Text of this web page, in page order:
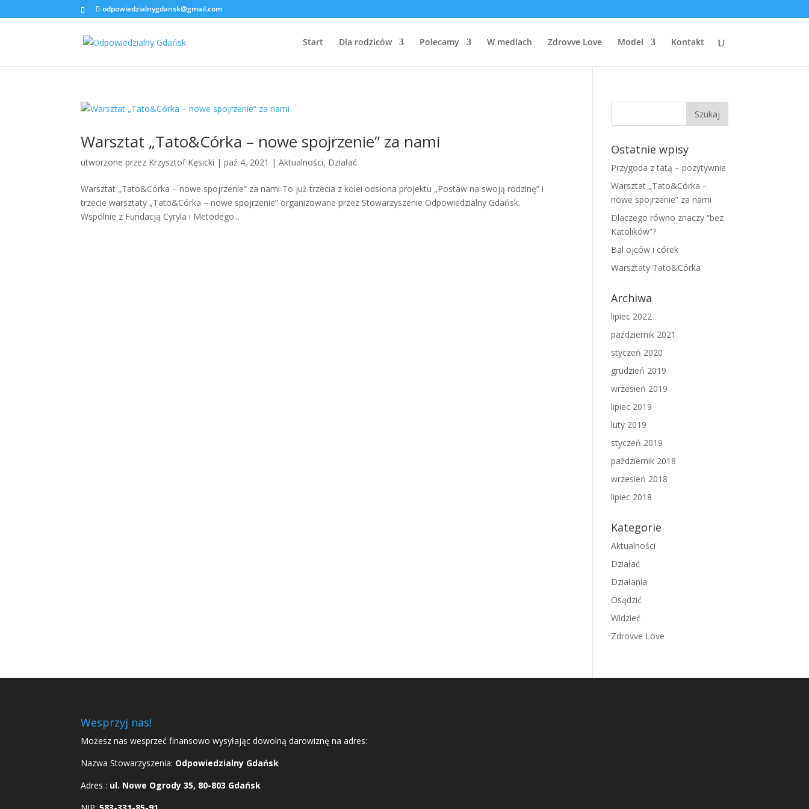
odpowiedzialnygdansk@gmail.com
Start Dla rodziców Polecamy W mediach Zdrovve Love Model Kontakt
Warsztat „Tato&Córka – nowe spojrzenie” za nami
utworzone przez Krzysztof Kęsicki |paź 4, 2021 |Aktualności, Działać
Warsztat „Tato&Córka – nowe spojrzenie” za nami To już trzecia z kolei odsłona projektu „Postaw na swoją rodzinę” i
trzecie warsztaty „Tato&Córka – nowe spojrzenie” organizowane przez Stowarzyszenie Odpowiedzialny Gdańsk.
Wspólnie z Fundacją Cyryla i Metodego...
Ostatnie wpisy
Przygoda z tatą – pozytywnie
Warsztat „Tato&Córka –
nowe spojrzenie” za nami
Dlaczego równo znaczy “bez
Katolików”?
Bal ojców i córek
Warsztaty Tato&Córka
Archiwa
lipiec 2022
październik 2021
styczeń 2020
grudzień 2019
wrzesień 2019
lipiec 2019
luty 2019
styczeń 2019
październik 2018
wrzesień 2018
lipiec 2018
Kategorie
Aktualności
Działać
Działania
Osądzić
Widzieć
Zdrovve Love
Wesprzyj nas!
Możesz nas wesprzeć finansowo wysyłając dowolną darowiznę na adres:
Nazwa Stowarzyszenia: Odpowiedzialny Gdańsk
Adres : ul. Nowe Ogrody 35, 80-803 Gdańsk